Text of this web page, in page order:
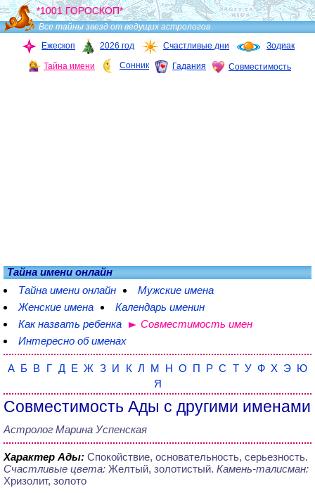
*1001 ГОРОСКОП*
Все тайны звезд от ведущих астрологов
Ежескоп
2026 год Счастливые дни Зодиак
Тайна имени Сонник Гадания Совместимость
Тайна имени онлайн
Тайна имени онлайн
Мужские имена
Женские имена
Календарь именин
Как назвать ребенка
Совместимость имен
Интересно об именах
А Б В Г Д Е Ж З И К Л М Н О П Р С Т У Ф Х Э Ю
Я
Совместимость Ады с другими именами
Астролог Марина Успенская
Характер Ады: Спокойствие, основательность, серьезность.
Счастливые цвета: Желтый, золотистый. Камень-талисман:
Хризолит, золото